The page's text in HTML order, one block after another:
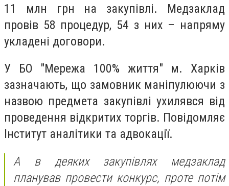
11 млн грн на закупівлі. Медзаклад
провів 58 процедур, 54 з них – напряму
укладені договори.
У БО "Мережа 100% життя" м. Харків
зазначають, що замовник маніпулюючи з
назвою предмета закупівлі ухилявся від
проведення відкритих торгів. Повідомляє
Інститут аналітики та адвокації.
А в деяких закупівлях медзаклад
планував провести конкурс, проте потім